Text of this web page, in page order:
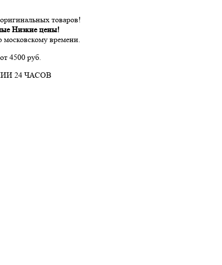
товаров!
Низкие цены!
московскому времени.
4500 руб.
24 ЧАСОВ